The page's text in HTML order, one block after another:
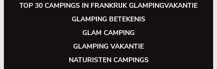
TOP 30 CAMPINGS IN FRANKRIJK GLAMPINGVAKANTIE
GLAMPING BETEKENIS
GLAM CAMPING
GLAMPING VAKANTIE
NATURISTEN CAMPINGS